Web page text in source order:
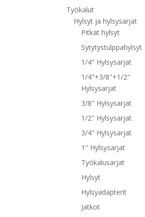
Työkalut
Hylsyt ja hylsysarjat
Pitkät hylsyt
Sytytystulppahylsyt
1/4" Hylsysarjat
1/4"+3/8"+1/2"
Hylsysarjat
3/8" Hylsysarjat
1/2" Hylsysarjat
3/4" Hylsysarjat
1" Hylsysarjat
Työkalusarjat
Hylsyt
Hylsyadapterit
Jatkot